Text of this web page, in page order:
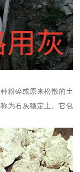
粉碎或原来松散的土
为石灰稳定土。它包